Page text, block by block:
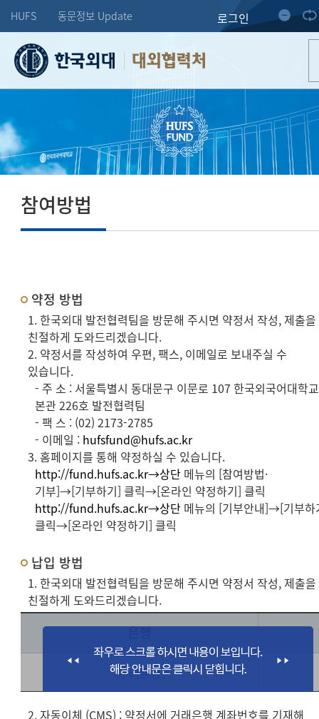
HUFS 동문정보 Update 로그인
대외협력처
참여방법
약정 방법
1. 한국외대 발전협력팀을 방문해 주시면 약정서 작성, 제출을
친절하게 도와드리겠습니다.
2. 약정서를 작성하여 우편, 팩스, 이메일로 보내주실 수
있습니다.
- 주 소 : 서울특별시 동대문구 이문로 107 한국외국어대학교
본관 226호 발전협력팀
- 팩 스 : (02) 2173-2785
- 이메일 : hufsfund@hufs.ac.kr
3. 홈페이지를 통해 약정하실 수 있습니다.
http://fund.hufs.ac.kr→상단 메뉴의 [참여방법·
기부]→[기부하기] 클릭→[온라인 약정하기] 클릭
http://fund.hufs.ac.kr→상단 메뉴의 [기부안내]→[기부하
클릭→[온라인 약정하기] 클릭
납입 방법
1. 한국외대 발전협력팀을 방문해 주시면 약정서 작성, 제출을
친절하게 도와드리겠습니다.
은행
우리은행
2. 자동이체 (CMS) : 약정서에 거래은행 계좌번호를 기재해